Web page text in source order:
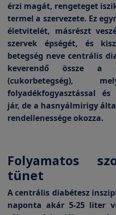
érzi magát, rengeteget
termel a szervezete. Ez
életvitelét, másrészt
szervek épségét, és
betegség neve centrális
keverendő össze a
(cukorbetegség),
folyadékfogyasztással
jár, de a hasnyálmirigy
rendellenessége okozza.
Folyamatos
tünet
A centrális diabétesz
naponta akár 5-25 liter